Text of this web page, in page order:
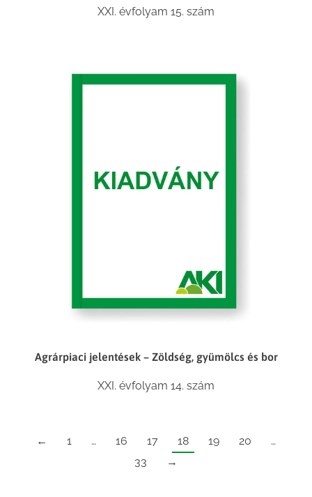
XXI. évfolyam 15. szám
Agrárpiaci jelentések – Zöldség, gyümölcs és bor
XXI. évfolyam 14. szám
← 1 … 16 17 18 19 20
…
33
→